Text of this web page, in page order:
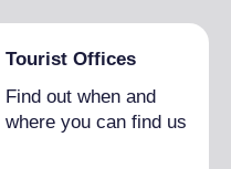
Tourist Offices
Find out when and
where you can find us